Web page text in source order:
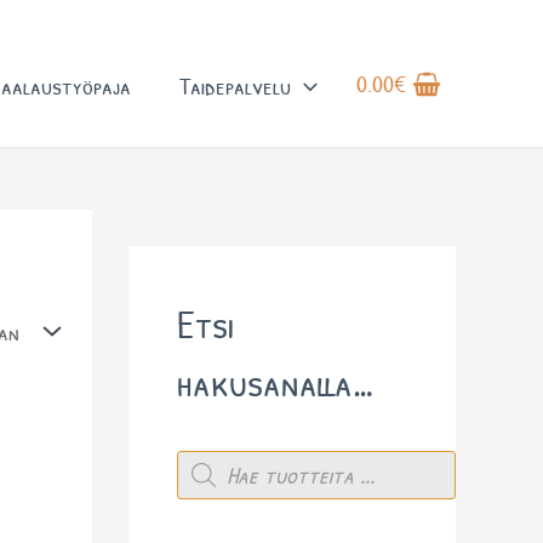
Taidepalvelu 0.00€
Etsi
hakusanalla…
P
o
i
m
a
i